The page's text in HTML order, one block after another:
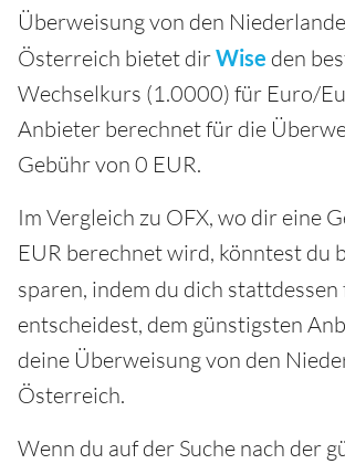
Überweisung von den
Österreich bietet dirWise den
Wechselkurs (1.0000) für Euro/
Anbieter berechnet für die
Gebühr von 0 EUR.
Im Vergleich zu OFX, wo dir eine
EUR berechnet wird, könntest du
sparen, indem du dich
entscheidest, dem günstigsten
deine Überweisung von den
Österreich.
Wenn du auf der Suche nach der